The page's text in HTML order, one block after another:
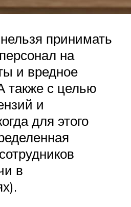
принимать
на
и вредное
также с целью
и
для этого
в